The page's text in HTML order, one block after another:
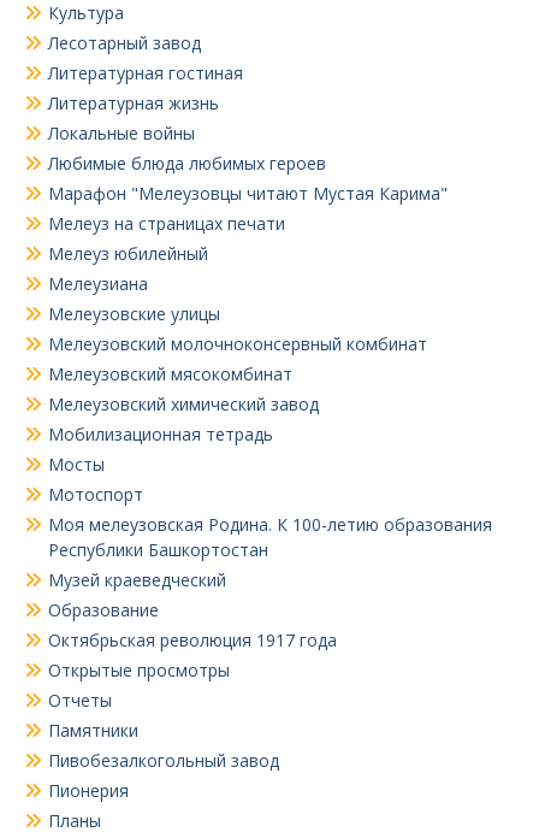
Культура
Лесотарный завод
Литературная гостиная
Литературная жизнь
Локальные войны
Любимые блюда любимых героев
Марафон "Мелеузовцы читают Мустая Карима"
Мелеуз на страницах печати
Мелеуз юбилейный
Мелеузиана
Мелеузовские улицы
Мелеузовский молочноконсервный комбинат
Мелеузовский мясокомбинат
Мелеузовский химический завод
Мобилизационная тетрадь
Мосты
Мотоспорт
Моя мелеузовская Родина. К 100-летию образования
Республики Башкортостан
Музей краеведческий
Образование
Октябрьская революция 1917 года
Открытые просмотры
Отчеты
Памятники
Пивобезалкогольный завод
Пионерия
Планы